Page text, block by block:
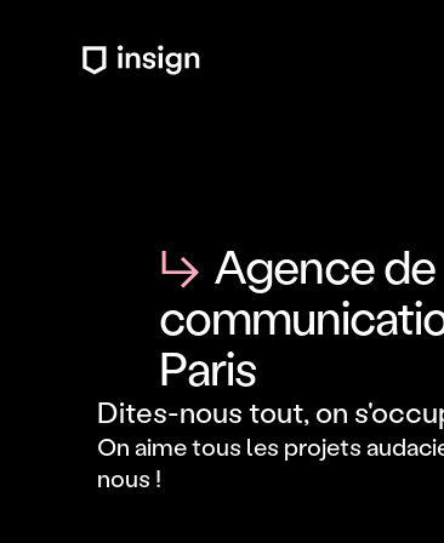
↳ Agence de
Paris
Dites-nous tout, on
On aime tous les projets
nous !